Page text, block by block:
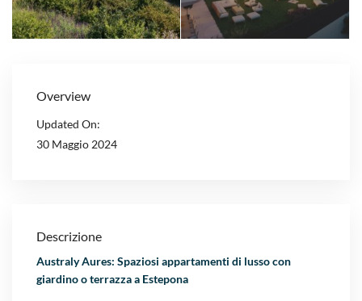
Overview
Updated On:
30 Maggio 2024
Descrizione
Australy Aures: Spaziosi appartamenti di lusso con
giardino o terrazza a Estepona